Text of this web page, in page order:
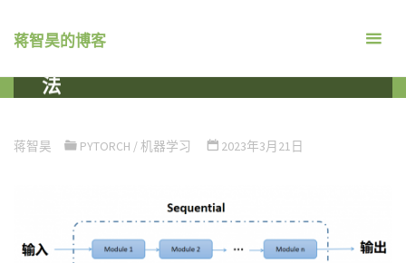
蒋智昊的博客
法
蒋智昊 PYTORCH /机器学习 2023年3月21日